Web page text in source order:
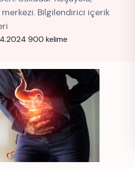
Bilgilendirici içerik
900 kelime